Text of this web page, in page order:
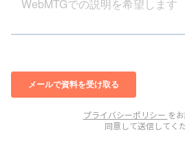
プライバシーポリシー を
同意して送信してく